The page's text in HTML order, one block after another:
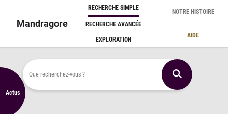
Mandragore
RECHERCHE SIMPLE
RECHERCHE AVANCÉE
EXPLORATION
NOTRE HISTOIRE
AIDE
Que recherchez-vous ?
Actus